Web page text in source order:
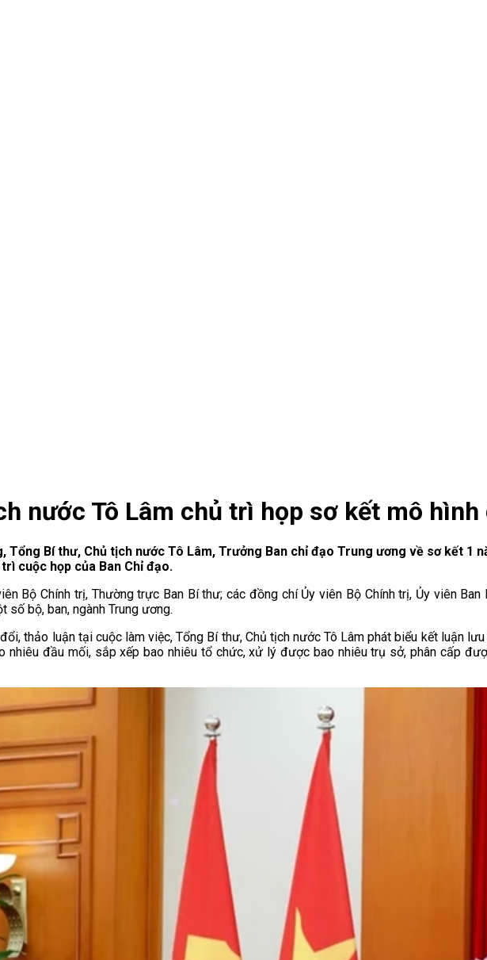
nước Tô Lâm chủ trì họp sơ kết mô
Tổng Bí thư, Chủ tịch nước Tô Lâm, Trưởng Ban chỉ đạo Trung ương về sơ kết 1
cuộc họp của Ban Chỉ đạo.
Bộ Chính trị, Thường trực Ban Bí thư; các đồng chí Ủy viên Bộ Chính trị, Ủy viên
số bộ, ban, ngành Trung ương.
thảo luận tại cuộc làm việc, Tổng Bí thư, Chủ tịch nước Tô Lâm phát biểu kết luận
nhiêu đầu mối, sắp xếp bao nhiêu tổ chức, xử lý được bao nhiêu trụ sở, phân cấp